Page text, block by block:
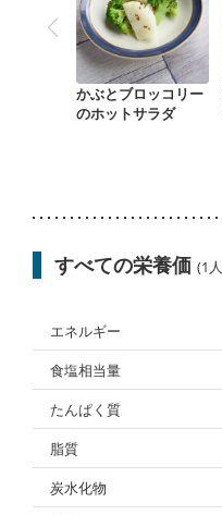
かぶとブロッコリー
のホットサラダ
すべての栄養価 (1
エネルギー
食塩相当量
たんぱく質
脂質
炭水化物